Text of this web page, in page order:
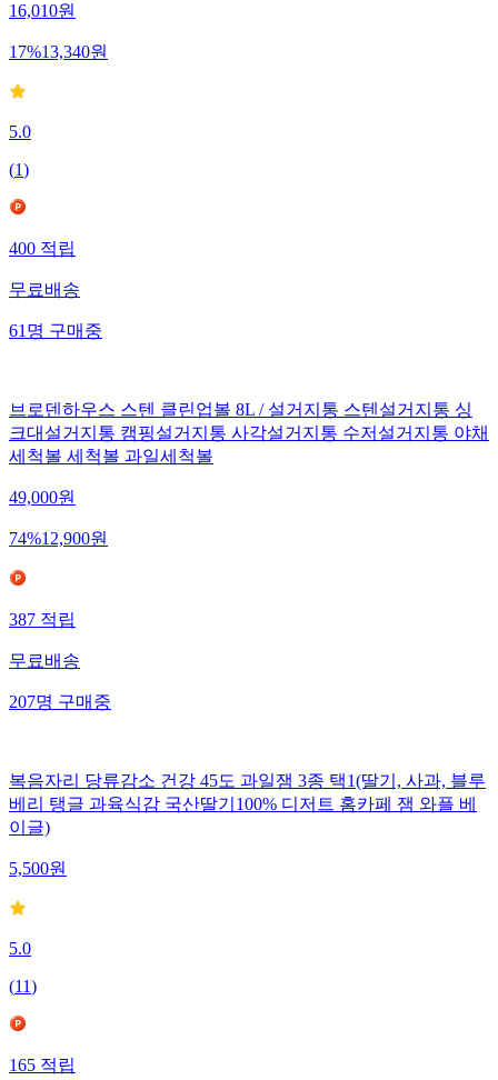
16,010원
17%13,340원
5.0
(1)
400 적립
무료배송
61 명 구매중
브로덴하우스 스텐 클린업볼 8L / 설거지통 스텐설거지통 싱
크대설거지통 캠핑설거지통 사각설거지통 수저설거지통 야채
세척볼 세척볼 과일세척볼
49,000원
74%12,900원
387적립
무료배송
207명구매중
복음자리 당류감소 건강 45도 과일잼 3종 택1(딸기, 사과, 블루
베리 탱글 과육식감 국산딸기100% 디저트 홈카페 잼 와플 베
이글)
5,500원
5.0
(11)
165적립